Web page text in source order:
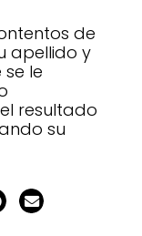
de
apellido y
le
resultado
su